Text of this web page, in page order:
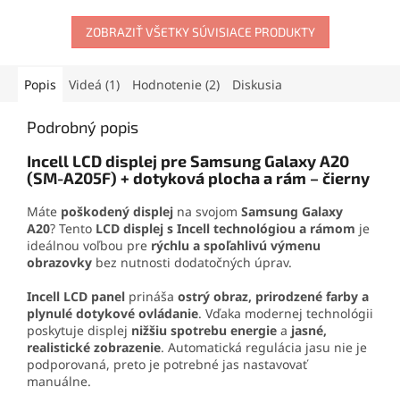
no pružný spoj, ktorý
odoláva otrasom, vode aj
oderu. Vďaka presnej
jednoducho nanáša aj na
Obsahuje skrutkovače,
otváracie nástroje, prísavku
aj vyberač SIM karty. Vďaka
demontáž mobilu aj v
ZOBRAZIŤ VŠETKY SÚVISIACE PRODUKTY
Popis Videá (1) Hodnotenie (2) Diskusia
Podrobný popis
Incell LCD displej pre Samsung Galaxy A20
(SM-A205F) + dotyková plocha a rám – čierny
Máte poškodený displej na svojom Samsung Galaxy
A20? Tento LCD displej s Incell technológiou a rámom je
ideálnou voľbou pre rýchlu a spoľahlivú výmenu
obrazovky bez nutnosti dodatočných úprav.
Incell LCD panel prináša ostrý obraz, prirodzené farby a
plynulé dotykové ovládanie. Vďaka modernej technológii
poskytuje displej nižšiu spotrebu energie a jasné,
realistické zobrazenie. Automatická regulácia jasu nie je
podporovaná, preto je potrebné jas nastavovať
manuálne.